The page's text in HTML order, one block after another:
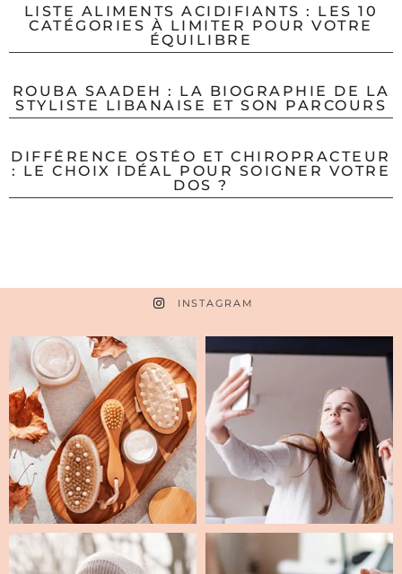
LISTE ALIMENTS ACIDIFIANTS : LES 10
CATÉGORIES À LIMITER POUR VOTRE
ÉQUILIBRE
ROUBA SAADEH : LA BIOGRAPHIE DE LA
STYLISTE LIBANAISE ET SON PARCOURS
DIFFÉRENCE OSTÉO ET CHIROPRACTEUR
: LE CHOIX IDÉAL POUR SOIGNER VOTRE
DOS ?
INSTAGRAM